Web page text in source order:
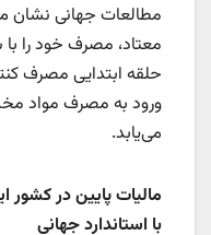
معتاد، مصرف خود را با
حلقه ابتدایی مصرف
ورود به مصرف مواد
می‌یابد.
با استاندارد جهانی